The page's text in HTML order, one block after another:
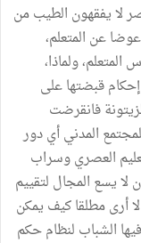
لا يفقهون الطيب من
عن المتعلم،
ولماذا،
قبضتها على
فانقرضت
المدني أي دور
العصري وسراب
لا يسع المجال لتقييم
لا أرى مطلقا كيف يمكن
الشباب لنظام حكم